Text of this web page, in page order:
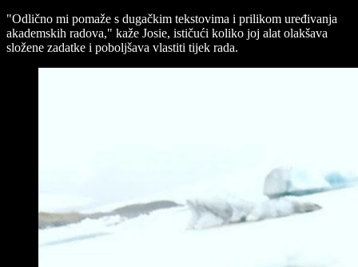
"Odlično mi pomaže s dugačkim tekstovima i prilikom uređivanja
akademskih radova," kaže Josie, ističući koliko joj alat olakšava
složene zadatke i poboljšava vlastiti tijek rada.